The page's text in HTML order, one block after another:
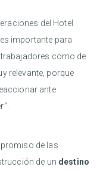
del Hotel
importante para
como de
relevante, porque
ante
de las
de un destino